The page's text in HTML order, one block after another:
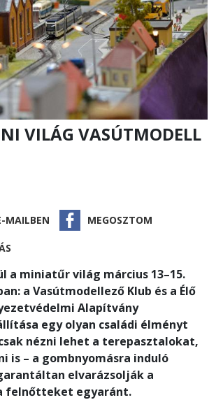
VILÁG VASÚTMODELL
MAILBEN MEGOSZTOM
a miniatűr világ március 13–15.
a Vasútmodellező Klub és a Élő
Alapítvány
egy olyan családi élményt
nézni lehet a terepasztalokat,
is – a gombnyomásra induló
elvarázsolják a
felnőtteket egyaránt.